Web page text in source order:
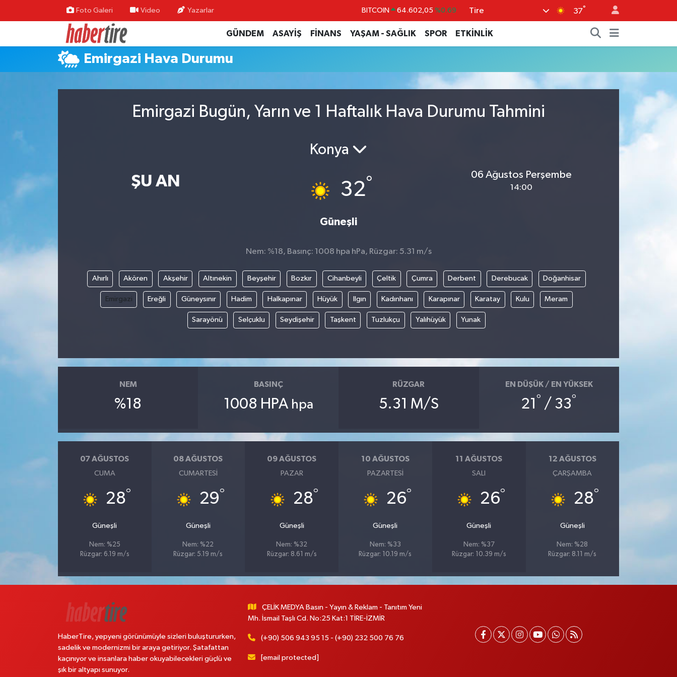
Foto Galeri Video Yazarlar BITCOIN 64.602,05 %0.69
DOLAR 47,5986 %0.06
EURO 55,0700 %0.1
6518.23 %0.39
Tire 37°
GÜNDEM ASAYİŞ FİNANS YAŞAM - SAĞLIK SPOR ETKİNLİK
Emirgazi Hava Durumu
Emirgazi Bugün, Yarın ve 1 Haftalık Hava Durumu Tahmini
ŞU AN
Konya
32°
Güneşli
06 Ağustos Perşembe
14:00
Nem: %18, Basınç: 1008 hpa hPa, Rüzgar: 5.31 m/s
Ahırlı Akören Akşehir Altınekin Beyşehir Bozkır Cihanbeyli Çeltik Çumra Derbent Derebucak Doğanhisar
Emirgazi Ereğli Güneysınır Hadim Halkapınar Hüyük Ilgın Kadınhanı Karapınar Karatay Kulu Meram
Sarayönü Selçuklu Seydişehir Taşkent Tuzlukçu Yalıhüyük Yunak
NEM
%18
BASINÇ
1008 HPA hpa
RÜZGAR
5.31 M/S
EN DÜŞÜK / EN YÜKSEK
21 ° / 33°
07 AĞUSTOS
CUMA
28°
Güneşli
Nem: %25
Rüzgar: 6.19 m/s
08 AĞUSTOS
CUMARTESI
29°
Güneşli
Nem: %22
Rüzgar: 5.19 m/s
09 AĞUSTOS
PAZAR
28°
Güneşli
Nem: %32
Rüzgar: 8.61 m/s
10 AĞUSTOS
PAZARTESI
26°
Güneşli
Nem: %33
Rüzgar: 10.19 m/s
11 AĞUSTOS
SALI
26°
Güneşli
Nem: %37
Rüzgar: 10.39 m/s
12 AĞUSTOS
ÇARŞAMBA
28°
Güneşli
Nem: %28
Rüzgar: 8.11 m/s
HaberTire, yepyeni görünümüyle sizleri buluştururken,
sadelik ve modernizmi bir araya getiriyor. Şatafattan
kaçınıyor ve insanlara haber okuyabilecekleri güçlü ve
şık bir altyapı sunuyor.
ÇELİK MEDYA Basın - Yayın & Reklam - Tanıtım Yeni
Mh. İsmail Taşlı Cd. No:25 Kat:1 TİRE-İZMİR
(+90) 506 943 95 15 - (+90) 232 500 76 76
[email protected]
Tire Nöbetçi Eczaneler
Tire Hava Durumu
Tire Trafik Yoğunluk Haritası
Süper Lig Puan Durumu ve Fikstür
Haber Arşivi